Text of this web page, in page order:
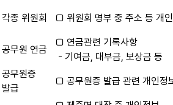
각종 위원회 □ 위원회 명부 중 주소 등 개
공무원 연금
□ 연금관련 기록사항
- 기여금, 대부금, 보상금 등
공무원증
발급
□ 공무원증 발급 관련 개인정